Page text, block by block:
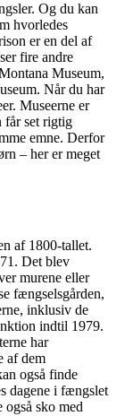
Og du kan
hvorledes
er en del af
fire andre
Museum,
Når du har
Museerne er
får set rigtig
emne. Derfor
– her er meget
af 1800-tallet.
Det blev
murene eller
fængselsgården,
inklusiv de
indtil 1979.
har
af dem
også finde
dagene i fængslet
også sko med